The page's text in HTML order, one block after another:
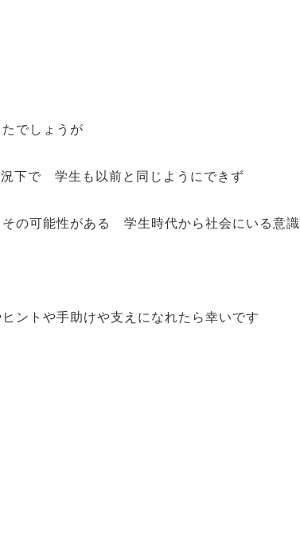
でしょうが
下で 学生も以前と同じようにできず
の可能性がある 学生時代から社会にいる意識
ントや手助けや支えになれたら幸いです